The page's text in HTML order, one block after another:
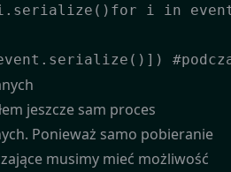
i in
jeszcze sam proces
Ponieważ samo pobieranie
musimy mieć możliwość